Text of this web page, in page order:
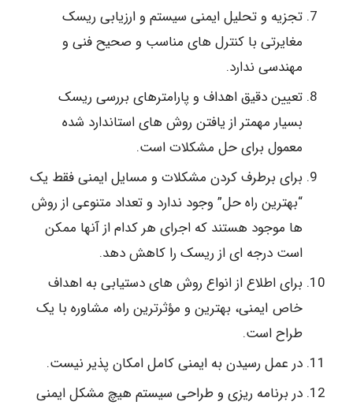
تجزیه و تحلیل ایمنی سیستم و ارزیابی ریسک
مغایرتی با کنترل های مناسب و صحیح فنی و
مهندسی ندارد.
تعیین دقیق اهداف و پارامترهای بررسی ریسک
بسیار مهمتر از یافتن روش های استاندارد شده
معمول برای حل مشکلات است.
برای برطرف کردن مشکلات و مسایل ایمنی فقط یک
“بهترین راه حل” وجود ندارد و تعداد متنوعی از روش
ها موجود هستند که اجرای هر کدام از آنها ممکن
است درجه ای از ریسک را کاهش دهد.
برای اطلاع از انواع روش های دستیابی به اهداف
خاص ایمنی، بهترین و مؤثرترین راه، مشاوره با یک
طراح است.
در عمل رسیدن به ایمنی کامل امکان پذیر نیست.
در برنامه ریزی و طراحی سیستم هیچ مشکل ایمنی